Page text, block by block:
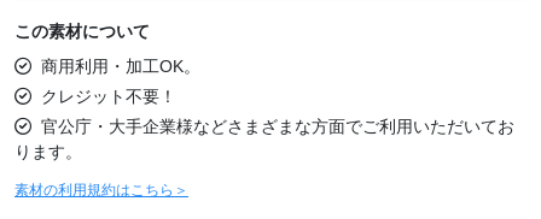
この素材について
商用利用・加工OK。
クレジット不要！
官公庁・大手企業様などさまざまな方面でご利用いただいてお
ります。
素材の利用規約はこちら＞